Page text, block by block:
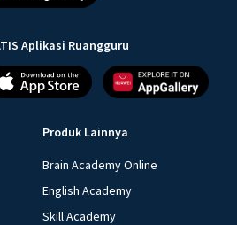
Aplikasi Ruangguru
Produk Lainnya
Brain Academy Online
English Academy
Skill Academy